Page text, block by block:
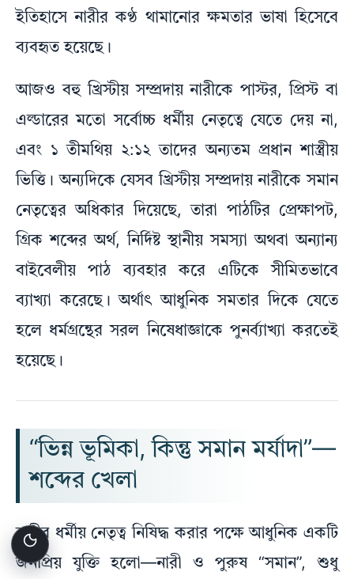
ইতিহাসে নারীর কণ্ঠ থামানোর ক্ষমতার ভাষা হিসেবে
ব্যবহৃত হয়েছে।
আজও বহু খ্রিস্টীয় সম্প্রদায় নারীকে পাস্টর, প্রিস্ট বা
এল্ডারের মতো সর্বোচ্চ ধর্মীয় নেতৃত্বে যেতে দেয় না,
এবং ১ তীমথিয় ২:১২ তাদের অন্যতম প্রধান শাস্ত্রীয়
ভিত্তি। অন্যদিকে যেসব খ্রিস্টীয় সম্প্রদায় নারীকে সমান
নেতৃত্বের অধিকার দিয়েছে, তারা পাঠটির প্রেক্ষাপট,
গ্রিক শব্দের অর্থ, নির্দিষ্ট স্থানীয় সমস্যা অথবা অন্যান্য
বাইবেলীয় পাঠ ব্যবহার করে এটিকে সীমিতভাবে
ব্যাখ্যা করেছে। অর্থাৎ আধুনিক সমতার দিকে যেতে
হলে ধর্মগ্রন্থের সরল নিষেধাজ্ঞাকে পুনর্ব্যাখ্যা করতেই
হয়েছে।
“ভিন্ন ভূমিকা, কিন্তু সমান মর্যাদা”—
শব্দের খেলা
নারীর ধর্মীয় নেতৃত্ব নিষিদ্ধ করার পক্ষে আধুনিক একটি
জনপ্রিয় যুক্তি হলো—নারী ও পুরুষ “সমান”, শুধু